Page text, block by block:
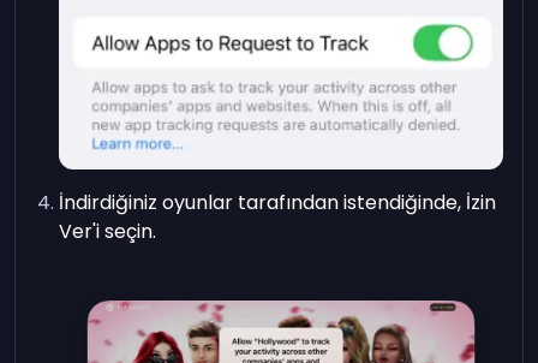
İndirdiğiniz oyunlar tarafından istendiğinde, İzin
Ver'i seçin.